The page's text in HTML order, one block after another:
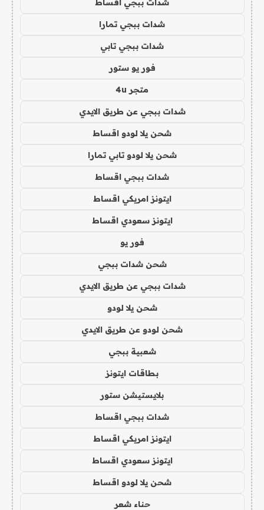
شدات ببجي تمارا
شدات ببجي تابي
فور يو ستور
متجر 4u
شدات ببجي عن طريق الايدي
شحن يلا لودو اقساط
شحن يلا لودو تابي تمارا
شدات ببجي اقساط
ايتونز امريكي اقساط
ايتونز سعودي اقساط
فور يو
شحن شدات ببجي
شدات ببجي عن طريق الايدي
شحن يلا لودو
شحن لودو عن طريق الايدي
شعبية ببجي
بطاقات ايتونز
بلايستيشن ستور
شدات ببجي اقساط
ايتونز امريكي اقساط
ايتونز سعودي اقساط
شحن يلا لودو اقساط
حناء شعر